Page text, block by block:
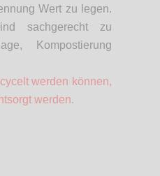
Wert zu legen.
sachgerecht zu
Kompostierung
werden können,
werden.